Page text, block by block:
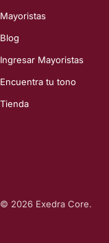
Mayoristas
Blog
Ingresar Mayoristas
Encuentra tu tono
Tienda
© 2026 Exedra Core.